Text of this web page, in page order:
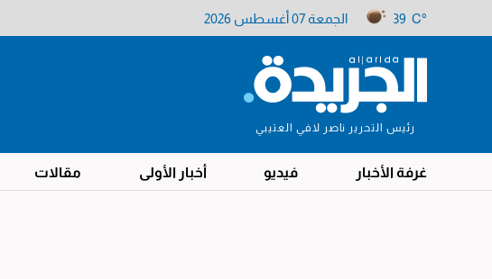
39 C° الجمعة 07 أغسطس 2026
رئيس التحرير ناصر لافي العتيبي
غرفة الأخبار فيديو أخبار الأولى مقالات